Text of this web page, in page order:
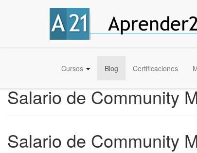
Cursos Blog Certificaciones
Salario de Community
Salario de Community